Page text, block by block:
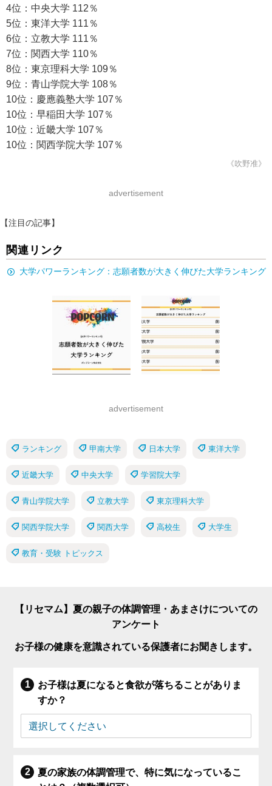
4位：中央大学 112％
5位：東洋大学 111％
6位：立教大学 111％
7位：関西大学 110％
8位：東京理科大学 109％
9位：青山学院大学 108％
10位：慶應義塾大学 107％
10位：早稲田大学 107％
10位：近畿大学 107％
10位：関西学院大学 107％
《吹野准》
advertisement
【注目の記事】
関連リンク
大学パワーランキング：志願者数が大きく伸びた大学ランキング
advertisement
ランキング 甲南大学 日本大学 東洋大学
近畿大学 中央大学 学習院大学
青山学院大学 立教大学 東京理科大学
関西学院大学 関西大学 高校生 大学生
教育・受験 トピックス
【リセマム】夏の親子の体調管理・あまさけについての
アンケート
お子様の健康を意識されている保護者にお聞きします。
お子様は夏になると食欲が落ちることがありま
すか？
夏の家族の体調管理で、特に気になっているこ